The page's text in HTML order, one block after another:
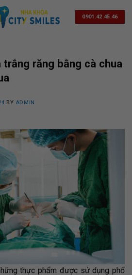
0901.42.45.46
răng bằng cà chua
BY ADMIN
thực phẩm được sử dụng phổ